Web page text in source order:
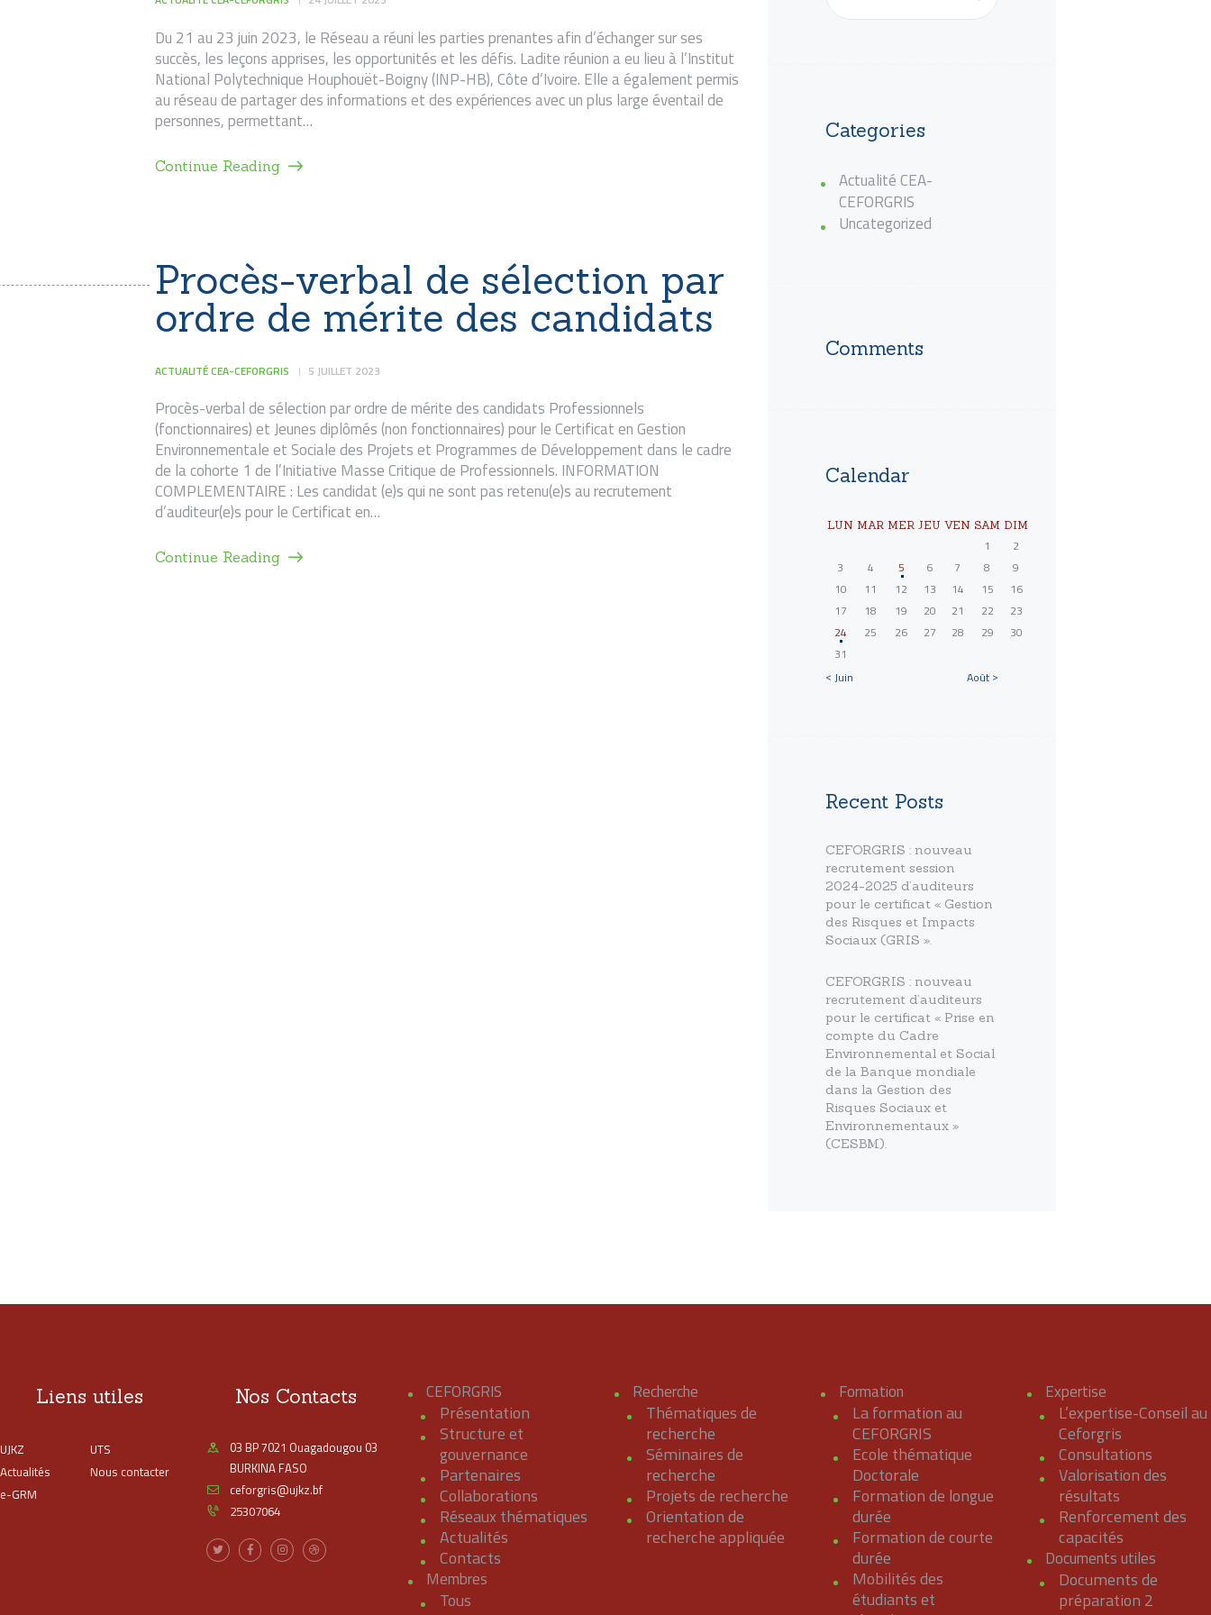
PLAINTES
Du 21 au 23 juin 2023, le Réseau a réuni les parties prenantes afin d’échanger sur ses
succès, les leçons apprises, les opportunités et les défis. Ladite réunion a eu lieu à l’Institut
National Polytechnique Houphouët-Boigny (INP-HB), Côte d’Ivoire. Elle a également permis
au réseau de partager des informations et des expériences avec un plus large éventail de
personnes, permettant…
Continue Reading
Procès-verbal de sélection par
ordre de mérite des candidats
ACTUALITÉ CEA-CEFORGRIS 5 JUILLET 2023
Procès-verbal de sélection par ordre de mérite des candidats Professionnels
(fonctionnaires) et Jeunes diplômés (non fonctionnaires) pour le Certificat en Gestion
Environnementale et Sociale des Projets et Programmes de Développement dans le cadre
de la cohorte 1 de l’Initiative Masse Critique de Professionnels. INFORMATION
COMPLEMENTAIRE : Les candidat (e)s qui ne sont pas retenu(e)s au recrutement
d’auditeur(e)s pour le Certificat en…
Continue Reading
Categories
Actualité CEA-
CEFORGRIS
Uncategorized
Comments
Calendar
LUN MAR MER JEU VEN SAM DIM
1
2
3
4 5 6 7 8
9
10
11 12 13 14 15
16
17
18 19 20 21 22
23
24
25 26 27 28 29
30
31
« Juin
Août »
Recent Posts
CEFORGRIS : nouveau
recrutement session
2024-2025 d’auditeurs
pour le certificat « Gestion
des Risques et Impacts
Sociaux (GRIS ».
CEFORGRIS : nouveau
recrutement d’auditeurs
pour le certificat « Prise en
compte du Cadre
Environnemental et Social
de la Banque mondiale
dans la Gestion des
Risques Sociaux et
Environnementaux »
(CESBM).
Liens utiles
UJKZ
UTS
Actualités
Nous contacter
e-GRM
Nos Contacts
03 BP 7021 Ouagadougou 03
BURKINA FASO
ceforgris@ujkz.bf
25307064
CEFORGRIS
Présentation
Structure et
gouvernance
Partenaires
Collaborations
Réseaux thématiques
Actualités
Contacts
Membres
Tous
Recherche
Thématiques de
recherche
Séminaires de
recherche
Projets de recherche
Orientation de
recherche appliquée
Formation
La formation au
CEFORGRIS
Ecole thématique
Doctorale
Formation de longue
durée
Formation de courte
durée
Mobilités des
étudiants et
Expertise
L’expertise-Conseil au
Ceforgris
Consultations
Valorisation des
résultats
Renforcement des
capacités
Documents utiles
Documents de
préparation 2